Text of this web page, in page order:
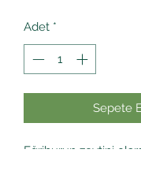
fiyatı
₺450,00
Adet *
Sepete
Eğriburun zeytini